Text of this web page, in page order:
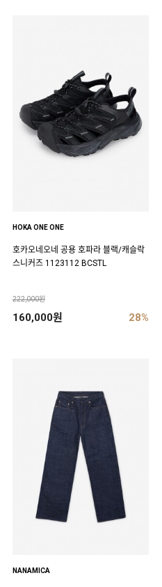
HOKA ONE ONE
호카오네오네 공용 호파라 블랙/캐슬락
스니커즈 1123112 BCSTL
222,000원
160,000원 28%
NANAMICA